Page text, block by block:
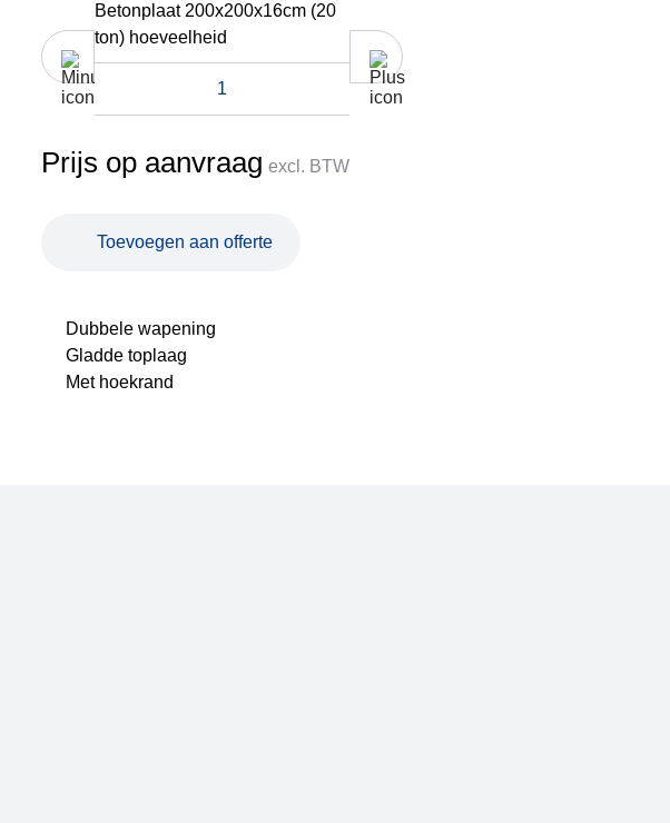
Betonplaat 200x200x16cm (20
ton) hoeveelheid
Prijs op aanvraag excl. BTW
Toevoegen aan offerte
Dubbele wapening
Gladde toplaag
Met hoekrand